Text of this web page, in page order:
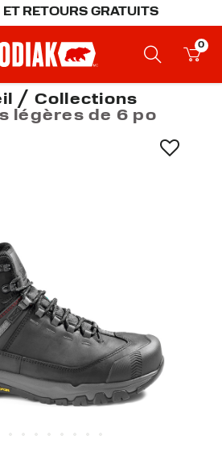
RETOURS GRATUITS
0
Collections
légères de 6 po